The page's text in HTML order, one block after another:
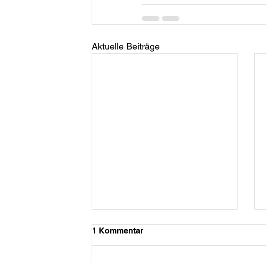
Aktuelle Beiträge
1 Kommentar